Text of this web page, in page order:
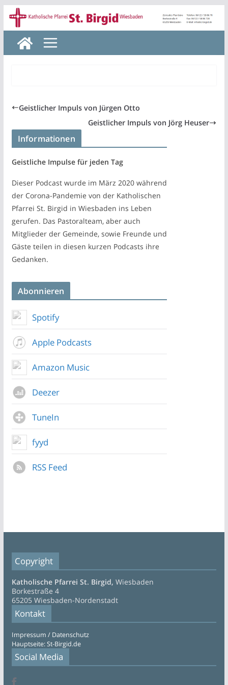
Zum
Inhalt
springen
Geistlicher Impuls von Jürgen Otto
Geistlicher Impuls von Jörg Heuser
Informationen
Geistliche Impulse für jeden Tag
Dieser Podcast wurde im März 2020 während
der Corona-Pandemie von der Katholischen
Pfarrei St. Birgid in Wiesbaden ins Leben
gerufen. Das Pastoralteam, aber auch
Mitglieder der Gemeinde, sowie Freunde und
Gäste teilen in diesen kurzen Podcasts ihre
Gedanken.
Abonnieren
Spotify
Apple Podcasts
Amazon Music
Deezer
TuneIn
fyyd
RSS Feed
Copyright
Katholische Pfarrei St. Birgid, Wiesbaden
Borkestraße 4
65205 Wiesbaden-Nordenstadt
Kontakt
Impressum / Datenschutz
Hauptseite: St-Birgid.de
Social Media